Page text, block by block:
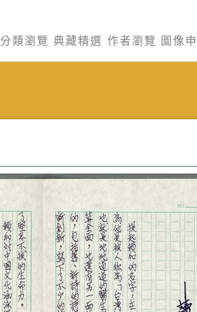
分類瀏覽 典藏精選 作者瀏覽 圖像